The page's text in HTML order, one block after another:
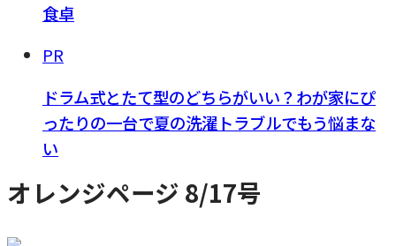
食卓
PR
ドラム式とたて型のどちらがいい？わが家にぴ
ったりの一台で夏の洗濯トラブルでもう悩まな
い
オレンジページ 8/17号